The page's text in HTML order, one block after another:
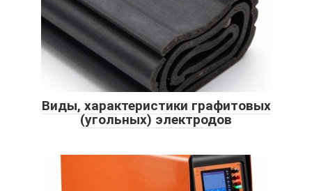
Виды, характеристики графитовых
(угольных) электродов